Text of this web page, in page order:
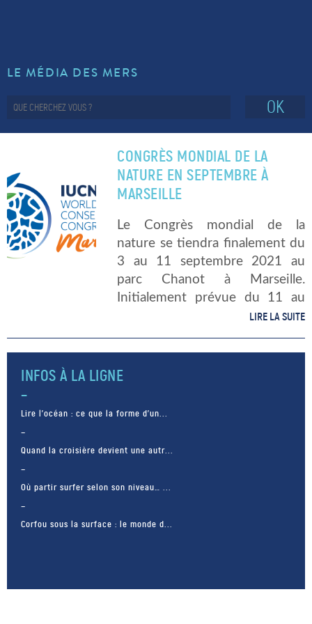
LE MÉDIA DES MERS
OK
CONGRÈS MONDIAL DE LA
NATURE EN SEPTEMBRE À
MARSEILLE
Le Congrès mondial de la
nature se tiendra finalement du
3 au 11 septembre 2021 au
parc Chanot à Marseille.
Initialement prévue du 11 au
19 juin 2020, cette réunion
biodiversité avait été reportée
en raison de la […]
LIRE LA SUITE
INFOS À LA LIGNE
Lire l’océan : ce que la forme d’un...
Quand la croisière devient une autr...
Où partir surfer selon son niveau… ...
Corfou sous la surface : le monde d...